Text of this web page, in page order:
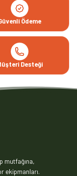
Ödeme
Desteği
mutfağına,
ekipmanları.